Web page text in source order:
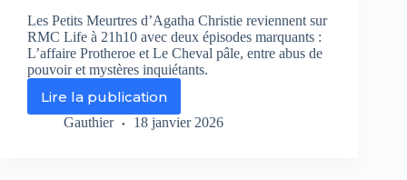
Les Petits Meurtres d’Agatha Christie reviennent sur
RMC Life à 21h10 avec deux épisodes marquants :
L’affaire Protheroe et Le Cheval pâle, entre abus de
pouvoir et mystères inquiétants.
Lire la publication
Les
Petits
Gauthier 18 janvier 2026